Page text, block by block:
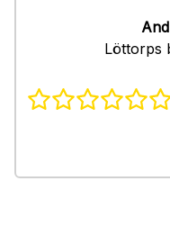
Löttorps